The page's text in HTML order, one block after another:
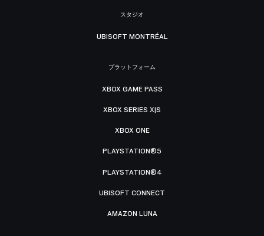
スタジオ
UBISOFT MONTRÉAL
プラットフォーム
XBOX GAME PASS
XBOX SERIES X|S
XBOX ONE
PLAYSTATION®5
PLAYSTATION®4
UBISOFT CONNECT
AMAZON LUNA